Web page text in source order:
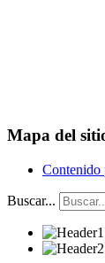
Mapa del
Contenido
Buscar...